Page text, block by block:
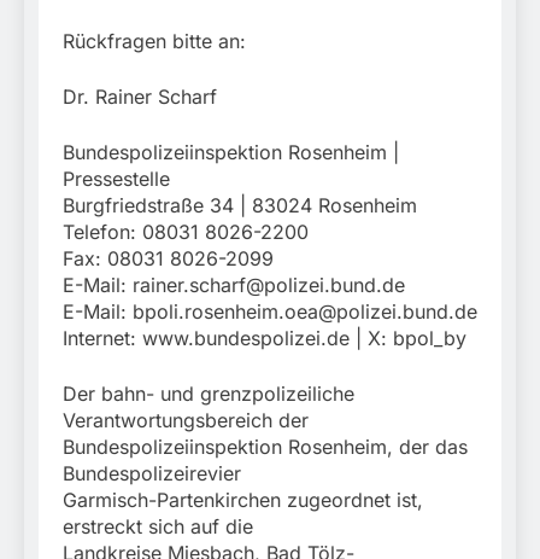
Rückfragen bitte an:
Dr. Rainer Scharf
Bundespolizeiinspektion Rosenheim |
Pressestelle
Burgfriedstraße 34 | 83024 Rosenheim
Telefon: 08031 8026-2200
Fax: 08031 8026-2099
E-Mail: rainer.scharf@polizei.bund.de
E-Mail: bpoli.rosenheim.oea@polizei.bund.de
Internet: www.bundespolizei.de | X: bpol_by
Der bahn- und grenzpolizeiliche
Verantwortungsbereich der
Bundespolizeiinspektion Rosenheim, der das
Bundespolizeirevier
Garmisch-Partenkirchen zugeordnet ist,
erstreckt sich auf die
Landkreise Miesbach, Bad Tölz-